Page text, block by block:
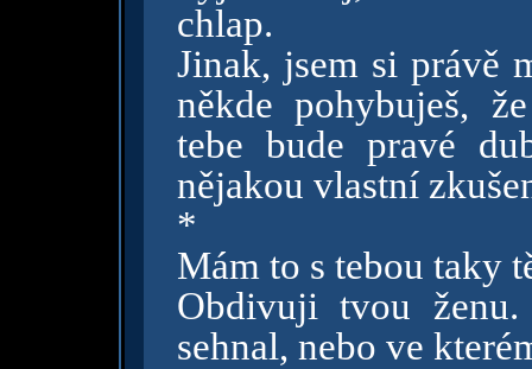
chlap.
Jinak, jsem si právě
někde pohybuješ,
tebe bude pravé
nějakou vlastní
*
Mám to s tebou taky
Obdivuji tvou
sehnal, nebo ve